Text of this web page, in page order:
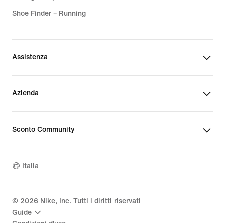
Shoe Finder – Running
Assistenza
Azienda
Sconto Community
Italia
© 2026 Nike, Inc. Tutti i diritti riservati
Guide